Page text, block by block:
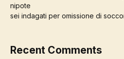
nipote
sei indagati per omissione di
Recent Comments